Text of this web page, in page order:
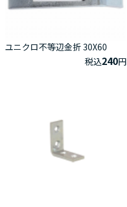
ユニクロ不等辺金折 30X60
税込240円